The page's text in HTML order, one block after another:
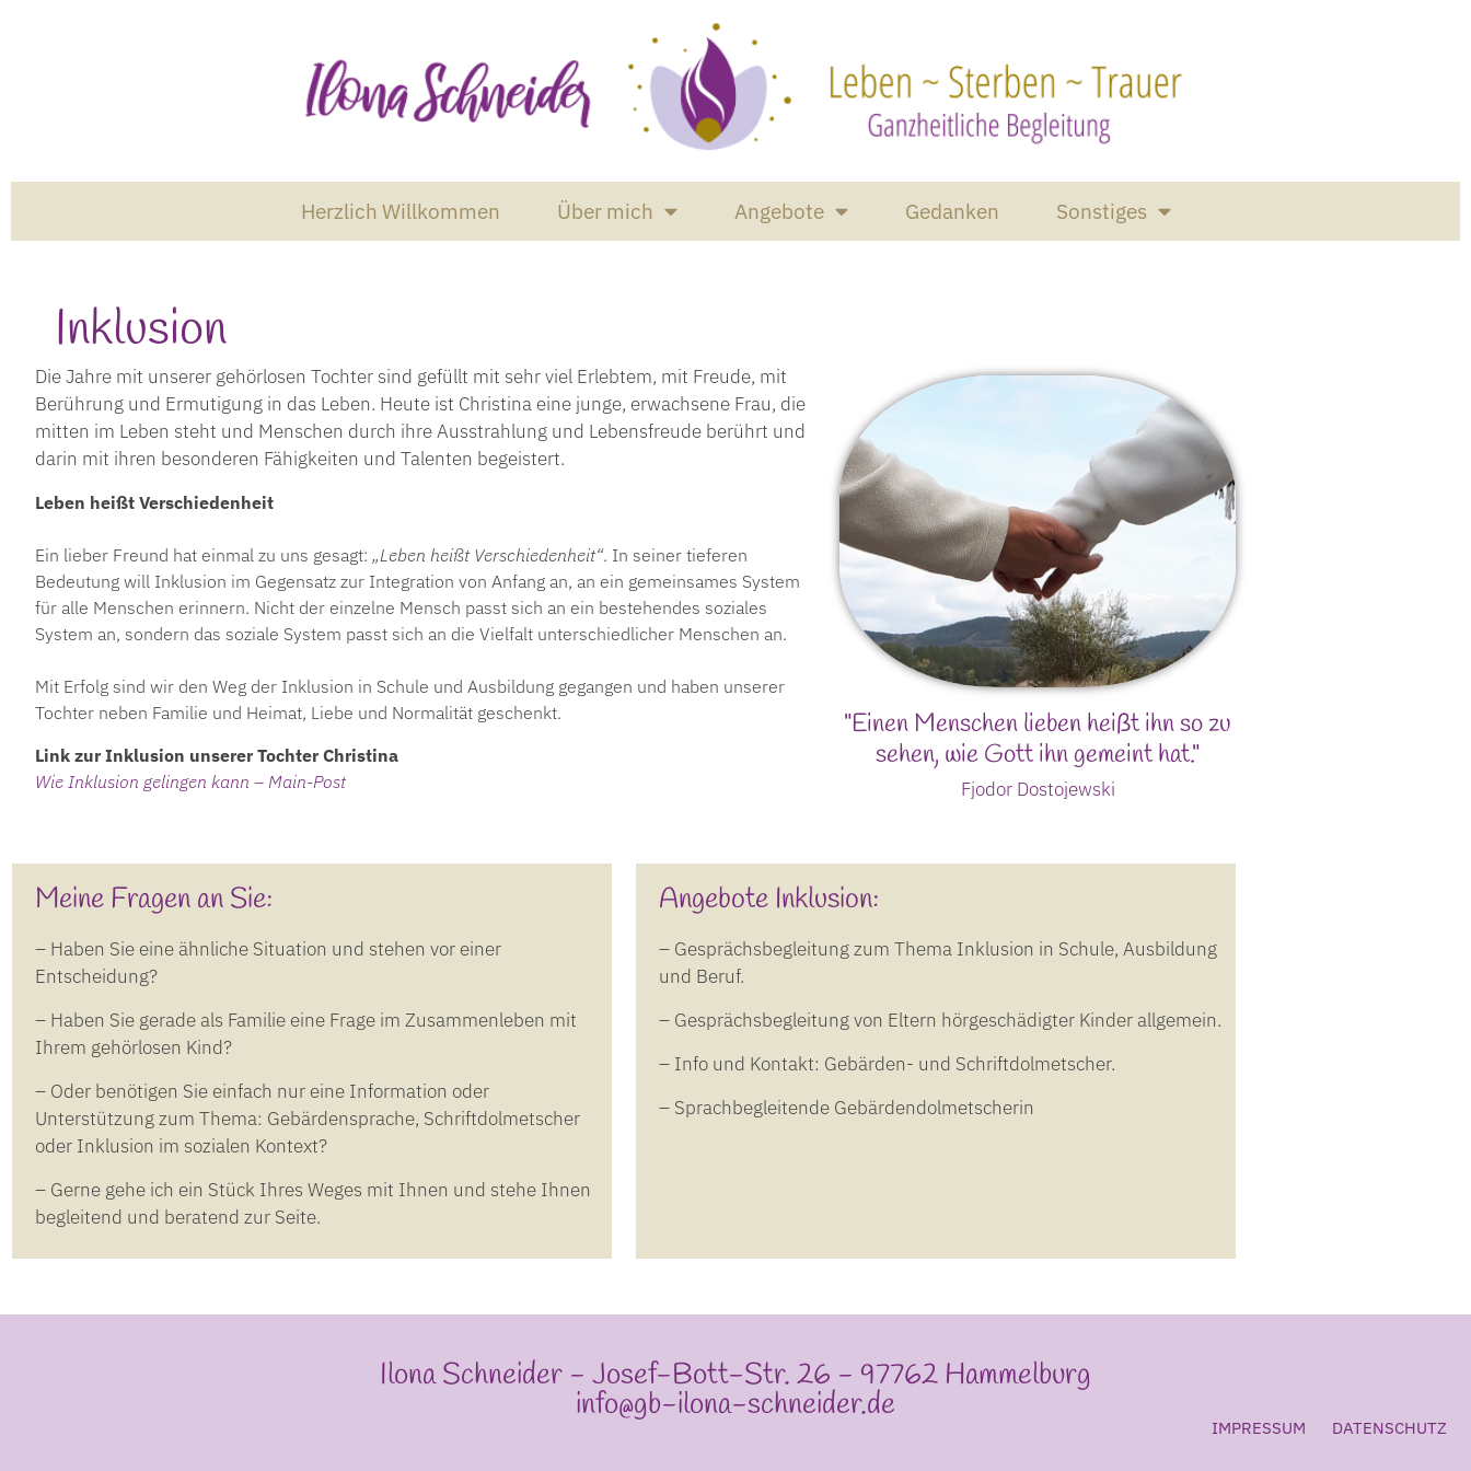
Herzlich Willkommen Über mich Angebote Gedanken Sonstiges
Inklusion
Die Jahre mit unserer gehörlosen Tochter sind gefüllt mit sehr viel Erlebtem, mit Freude, mit
Berührung und Ermutigung in das Leben. Heute ist Christina eine junge, erwachsene Frau, die
mitten im Leben steht und Menschen durch ihre Ausstrahlung und Lebensfreude berührt und
darin mit ihren besonderen Fähigkeiten und Talenten begeistert.
Leben heißt Verschiedenheit
Ein lieber Freund hat einmal zu uns gesagt:„Leben heißt Verschiedenheit“. In seiner tieferen
Bedeutung will Inklusion im Gegensatz zur Integration von Anfang an, an ein gemeinsames System
für alle Menschen erinnern. Nicht der einzelne Mensch passt sich an ein bestehendes soziales
System an, sondern das soziale System passt sich an die Vielfalt unterschiedlicher Menschen an.
Mit Erfolg sind wir den Weg der Inklusion in Schule und Ausbildung gegangen und haben unserer
Tochter neben Familie und Heimat, Liebe und Normalität geschenkt.
Link zur Inklusion unserer Tochter Christina
Wie Inklusion gelingen kann – Main-Post
"Einen Menschen lieben heißt ihn so zu
sehen, wie Gott ihn gemeint hat."
Fjodor Dostojewski
Meine Fragen an Sie:
– Haben Sie eine ähnliche Situation und stehen vor einer
Entscheidung?
– Haben Sie gerade als Familie eine Frage im Zusammenleben mit
Ihrem gehörlosen Kind?
– Oder benötigen Sie einfach nur eine Information oder
Unterstützung zum Thema: Gebärdensprache, Schriftdolmetscher
oder Inklusion im sozialen Kontext?
– Gerne gehe ich ein Stück Ihres Weges mit Ihnen und stehe Ihnen
begleitend und beratend zur Seite.
Angebote Inklusion:
– Gesprächsbegleitung zum Thema Inklusion in Schule, Ausbildung
und Beruf.
– Gesprächsbegleitung von Eltern hörgeschädigter Kinder allgemein.
– Info und Kontakt: Gebärden- und Schriftdolmetscher.
– Sprachbegleitende Gebärdendolmetscherin
Ilona Schneider - Josef-Bott-Str. 26 - 97762 Hammelburg
info@gb-ilona-schneider.de
IMPRESSUM DATENSCHUTZ